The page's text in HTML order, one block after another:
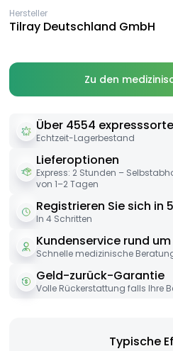
Hersteller
Tilray Deutschland GmbH
Zu den
Über 4554
Echtzeit-Lagerbestand
Lieferoptionen
Express: 2 Stunden –
von 1–2 Tagen
Registrieren Sie sich in
In 4 Schritten
Kundenservice rund
Schnelle medizinische
Geld-zurück-Garantie
Volle Rückerstattung falls Ihre
Typische